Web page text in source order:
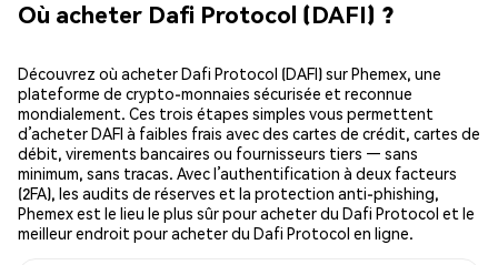
Où acheter Dafi Protocol (DAFI) ?
Découvrez où acheter Dafi Protocol (DAFI) sur Phemex, une
plateforme de crypto-monnaies sécurisée et reconnue
mondialement. Ces trois étapes simples vous permettent
d’acheter DAFI à faibles frais avec des cartes de crédit, cartes de
débit, virements bancaires ou fournisseurs tiers — sans
minimum, sans tracas. Avec l’authentification à deux facteurs
(2FA), les audits de réserves et la protection anti-phishing,
Phemex est le lieu le plus sûr pour acheter du Dafi Protocol et le
meilleur endroit pour acheter du Dafi Protocol en ligne.